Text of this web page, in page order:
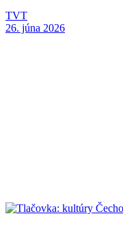
TVT
26. júna 2026